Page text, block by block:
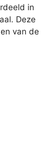
in
Deze
van de